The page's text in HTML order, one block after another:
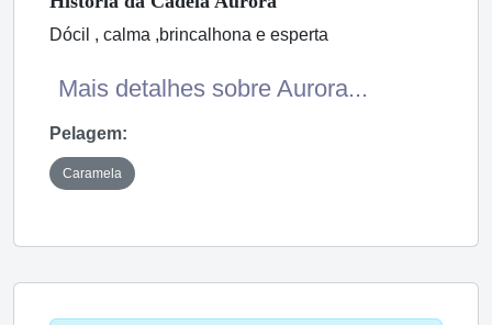
Dócil , calma ,brincalhona e esperta
Mais detalhes sobre Aurora...
Pelagem:
Caramela